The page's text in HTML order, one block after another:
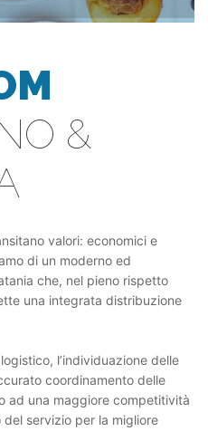
&
valori: economici e
di un moderno ed
che, nel pieno rispetto
una integrata distribuzione
l’individuazione delle
coordinamento delle
ad una maggiore competitività
servizio per la migliore